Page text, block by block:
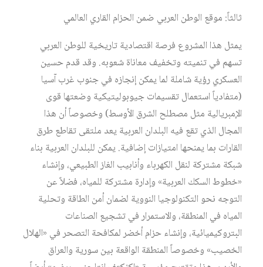
ثالثاً: موقع الوطن العربي ضمن الحزام القاري العالمي
يمثل هذا المشروع فرصة اقتصادية تاريخية للوطن العربي
تسهم في تنميته وتخفيف معاناة شعوبه. وقد قدم حسين
العسكري رؤية شاملة لما يمكن إنجازه في جنوب غرب آسيا
(متفادياً استعمال تقسيمات جيوبوليتيكية وضعتها قوى
الإمبريالية مثل مصطلح الشرق الأوسط) وخصوصاً أن هذا
المجال الذي تقع فيه البلدان العربية يعد ملتقى تقاطع طرق
القارات بما يمنحها امتيازات إضافية. يمكن للبلدان العربية بناء
شبكة مشتركة لنقل الكهرباء وأنابيب الغاز الطبيعي، وإنشاء
«خطوط السكك العربية» وإدارة مشتركة للمياه، فضلاً عن
التوجه نحو التكنولوجيا النووية لضمان أمن الطاقة وتحلية
المياه في المنطقة، والاستمرار في تشجيع الصناعات
البتروكيميائية، وإنشاء حزام أخضر لمكافحة التصحر في «الهلال
الخصيب» وخصوصاً المنطقة الواقعة بين سورية والعراق